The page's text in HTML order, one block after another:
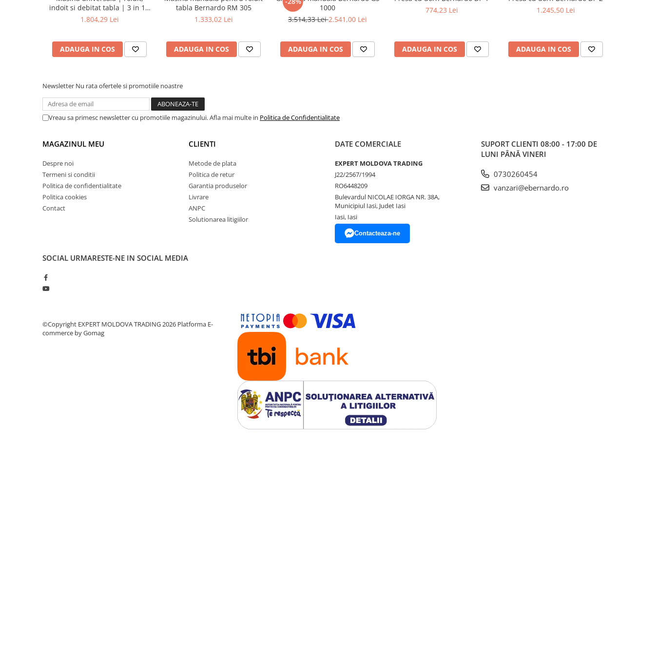
Mandrină cu 4 fălci din fontă
Mandrină cu 4 fălci din otel
Standuri pentru strunguri
Instrumente de prindere
Elemente de prindere mecanică
Fălci pentru PHV / VHV
Instrumente de masurare
Afisaj digital
Bloc ecartament, masurare și
Micrometru de adancime
Palpatoare margine
Placi de granit de suprafață
indoit si debitat tabla | 3 in 1 -
200
1.804,29 Lei
ADAUGA IN COS
tabla Bernardo RM 305
1.333,02 Lei
ADAUGA IN COS
1000
3.514,33 Lei2.541,00 Lei
ADAUGA IN COS
774,23 Lei
ADAUGA IN COS
1.245,50 Lei
ADAUGA IN COS
Newsletter Nu rata ofertele si promotiile noastre
Vreau sa primesc newsletter cu promotiile magazinului. Afla mai multe in Politica de Confidentialitate
MAGAZINUL MEU
Despre noi
Termeni si conditii
Politica de confidentialitate
Politica cookies
Contact
CLIENTI
Metode de plata
Politica de retur
Garantia produselor
Livrare
ANPC
Solutionarea litigiilor
DATE COMERCIALE
EXPERT MOLDOVA TRADING
J22/2567/1994
RO6448209
Bulevardul NICOLAE IORGA NR. 38A,
Municipiul Iasi, Judet Iasi
Iasi, Iasi
Contacteaza-ne
SUPORT CLIENTI 08:00 - 17:00 DE
LUNI PÂNĂ VINERI
0730260454
vanzari@ebernardo.ro
SOCIAL URMARESTE-NE IN SOCIAL MEDIA
©Copyright EXPERT MOLDOVA TRADING 2026 Platforma E-
commerce by Gomag